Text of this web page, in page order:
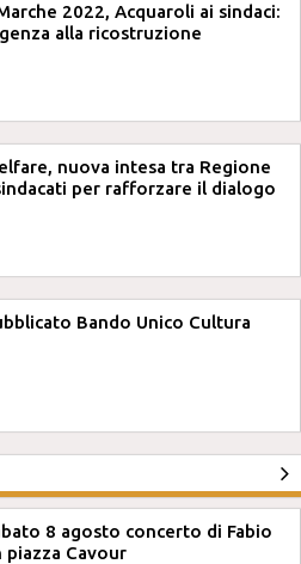
2022, Acquaroli ai sindaci:
alla ricostruzione
nuova intesa tra Regione
per rafforzare il dialogo
Bando Unico Cultura
8 agosto concerto di Fabio
piazza Cavour